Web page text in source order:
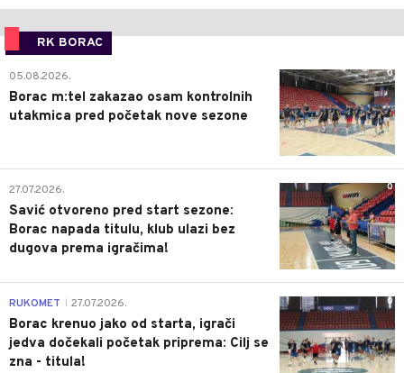
RK BORAC
0
05.08.2026.
Borac m:tel zakazao osam kontrolnih
utakmica pred početak nove sezone
0
27.07.2026.
Savić otvoreno pred start sezone:
Borac napada titulu, klub ulazi bez
dugova prema igračima!
0
RUKOMET 27.07.2026.
Borac krenuo jako od starta, igrači
jedva dočekali početak priprema: Cilj se
zna - titula!